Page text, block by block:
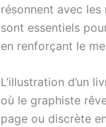
résonnent avec
sont essentiels
en renforçant le
L’illustration d’un
où le graphiste
page ou discrète